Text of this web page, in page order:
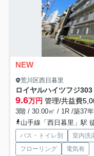
NEW
荒川区西日暮里
ロイヤルハイツフジ303
9.6万円 管理/共益費
3階 / 30.00㎡ / 1R /築37年
山手線「西日暮里」駅
バス・トイレ別 室内洗
フローリング
電気有